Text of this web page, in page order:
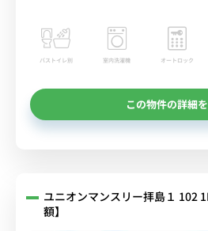
バストイレ別 室内洗濯機 オートロック
この物件の詳細
ユニオンマンスリー拝島１ 102
額】